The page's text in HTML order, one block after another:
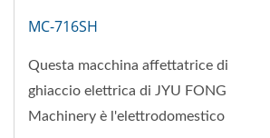
MC-716SH
Questa macchina affettatrice di
ghiaccio elettrica di JYU FONG
Machinery è l'elettrodomestico